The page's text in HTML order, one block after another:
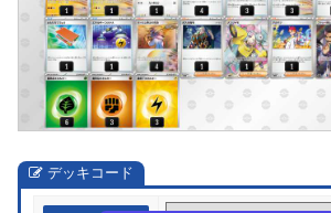
デッキコード